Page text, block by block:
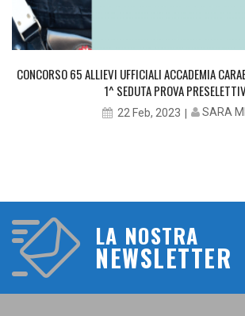
CONCORSO 65 ALLIEVI UFFICIALI ACCADEMIA
1^ SEDUTA PROVA
22 Feb, 2023 SARA
LA NOSTRA
NEWSLETTER